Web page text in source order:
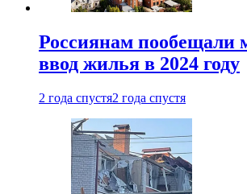
Россиянам пообещали
ввод жилья в 2024 году
2 года спустя2 года спустя